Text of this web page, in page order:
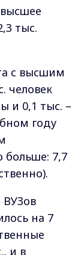
тыс.
с высшим
человек
и 0,1 тыс. –
году
больше: 7,7
ВУЗов
на 7
и в